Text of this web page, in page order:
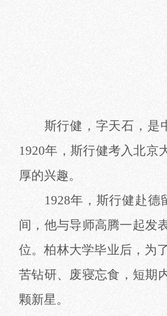
斯行健，字天石，是
1920年，斯行健考入北京
厚的兴趣。
1928年，斯行健赴
间，他与导师高腾一起发
位。柏林大学毕业后，为
苦钻研、废寝忘食，短期
颗新星。